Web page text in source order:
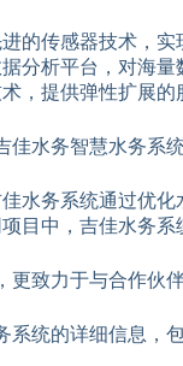
进的传感器技术，
据分析平台，对海
术，提供弹性扩展
水务智慧水务系
水务系统通过优
目中，吉佳水务
致力于与合作伙
统的详细信息，